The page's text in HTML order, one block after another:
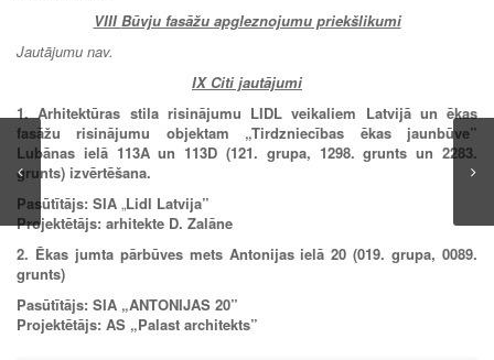
VIII Būvju fasāžu apgleznojumu priekšlikumi
Jautājumu nav.
IX Citi jautājumi
1.Arhitektūras stila risinājumu LIDL veikaliem Latvijā un ēkas
fasāžu risinājumu objektam „Tirdzniecības ēkas jaunbūve”
Lubānas ielā 113A un 113D (121. grupa, 1298. grunts un 2283.
grunts) izvērtēšana.
Pasūtītājs: SIA „Lidl Latvija”
Projektētājs: arhitekte D. Zalāne
2. Ēkas jumta pārbūves mets Antonijas ielā 20 (019. grupa, 0089.
grunts)
Pasūtītājs: SIA „ANTONIJAS 20”
Projektētājs: AS „Palast architekts”